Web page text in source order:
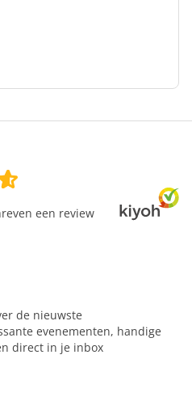
een review
de nieuwste
evenementen, handige
direct in je inbox